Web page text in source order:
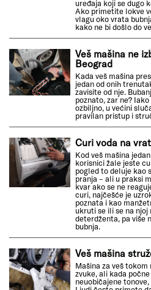
uređaja koji se dugo
Ako primetite lokve
vlagu oko vrata
kako ne bi došlo do
Veš mašina ne
Beograd
Kada veš mašina
jedan od onih
zavisite od nje.
poznato, zar ne?
ozbiljno, u većini
pravilan pristup i
Curi voda na
Kod veš mašina
korisnici žale jeste
pogled to deluje kao
pranja – ali u praksi
kvar ako se ne
curi, najčešće je
poznata i kao
ukruti se ili se na
deterdženta, pa više
bubnja.
Veš mašina
Mašina za veš
zvuke, ali kada
neuobičajene